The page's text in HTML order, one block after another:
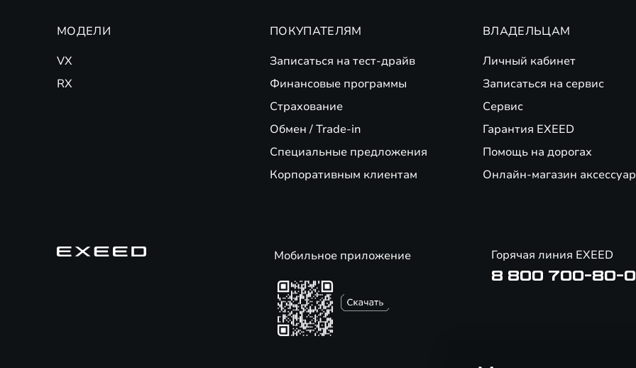
МОДЕЛИ
VX
RX
ПОКУПАТЕЛЯМ
Записаться на тест-драйв
Финансовые программы
Страхование
Обмен / Trade-in
Специальные предложения
Корпоративным клиентам
ВЛАДЕЛЬЦАМ
Личный кабинет
Записаться на сервис
Сервис
Гарантия EXEED
Помощь на дорогах
Онлайн-магазин
Мобильное приложение Горячая линия EXEED
8 800 700-80-